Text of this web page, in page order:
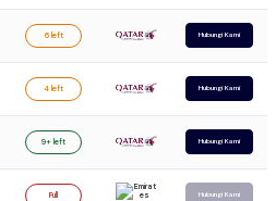
6 left Hubungi Kami
4 left Hubungi Kami
9+ left Hubungi Kami
Full Hubungi Kami